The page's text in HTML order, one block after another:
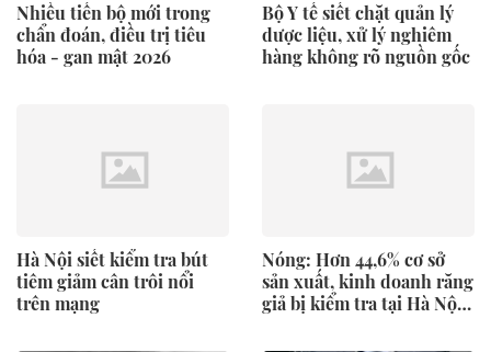
Nhiều tiến bộ mới trong
chẩn đoán, điều trị tiêu
hóa - gan mật 2026
Bộ Y tế siết chặt quản lý
dược liệu, xử lý nghiêm
hàng không rõ nguồn gốc
Hà Nội siết kiểm tra bút
tiêm giảm cân trôi nổi
trên mạng
Nóng: Hơn 44,6% cơ sở
sản xuất, kinh doanh răng
giả bị kiểm tra tại Hà Nội